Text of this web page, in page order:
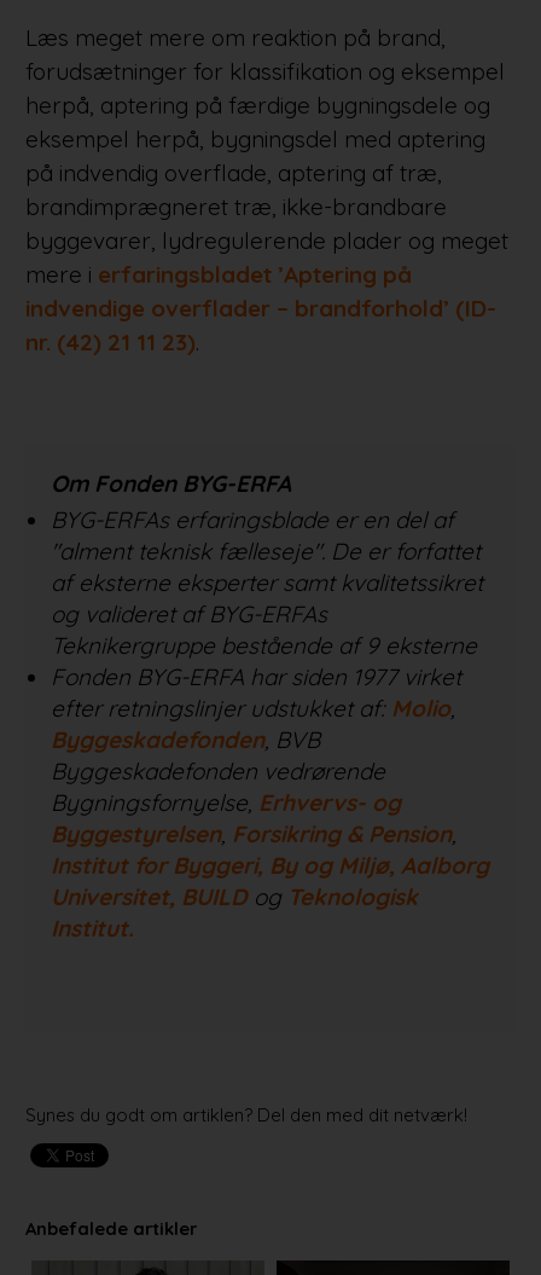
Læs meget mere om reaktion på brand,
forudsætninger for klassifikation og eksempel
herpå, aptering på færdige bygningsdele og
eksempel herpå, bygningsdel med aptering
på indvendig overflade, aptering af træ,
brandimprægneret træ, ikke-brandbare
byggevarer, lydregulerende plader og meget
mere i erfaringsbladet ’Aptering på
indvendige overflader – brandforhold’ (ID-
nr. (42) 21 11 23).
Om Fonden BYG-ERFA
BYG-ERFAs erfaringsblade er en del af
"alment teknisk fælleseje". De er forfattet
af eksterne eksperter samt kvalitetssikret
og valideret af BYG-ERFAs
Teknikergruppe bestående af 9 eksterne
Fonden BYG-ERFA har siden 1977 virket
efter retningslinjer udstukket af: Molio,
Byggeskadefonden, BVB
Byggeskadefonden vedrørende
Bygningsfornyelse, Erhvervs- og
Byggestyrelsen, Forsikring & Pension,
Institut for Byggeri, By og Miljø, Aalborg
Universitet, BUILDog Teknologisk
Institut.
Synes du godt om artiklen? Del den med dit netværk!
Anbefalede artikler